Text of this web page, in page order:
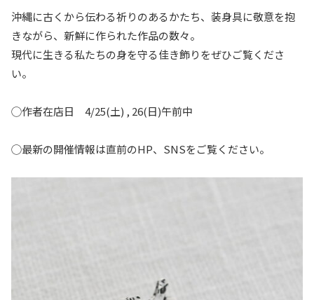
沖縄に古くから伝わる祈りのあるかたち、装身具に敬意を抱
きながら、新鮮に作られた作品の数々。
現代に生きる私たちの身を守る佳き飾りをぜひご覧くださ
い。
◯作者在店日 4/25(土) , 26(日)午前中
◯最新の開催情報は直前のHP、SNSをご覧ください。